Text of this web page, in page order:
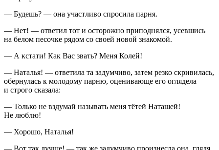
— Будешь? — она участливо спросила парня.
— Нет! — ответил тот и осторожно приподнялся, усевшись
на белом песочке рядом со своей новой знакомой.
— А кстати! Как Вас звать? Меня Колей!
— Наталья! — ответила та задумчиво, затем резко скривилась,
обернулась к молодому парню, оценивающе его оглядела
и строго сказала:
— Только не вздумай называть меня тётей Наташей!
Не люблю!
— Хорошо, Наталья!